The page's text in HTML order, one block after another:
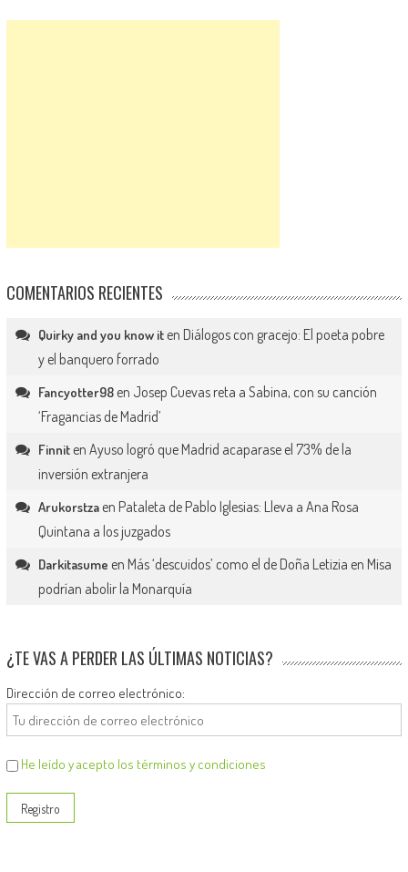
COMENTARIOS RECIENTES
Quirky and you know iten Diálogos con gracejo: El poeta pobre
y el banquero forrado
Fancyotter98en Josep Cuevas reta a Sabina, con su canción
‘Fragancias de Madrid’
Finniten Ayuso logró que Madrid acaparase el 73% de la
inversión extranjera
Arukorstzaen Pataleta de Pablo Iglesias: Lleva a Ana Rosa
Quintana a los juzgados
Darkitasume en Más ‘descuidos’ como el de Doña Letizia en Misa
podrían abolir la Monarquía
¿TE VAS A PERDER LAS ÚLTIMAS NOTICIAS?
Dirección de correo electrónico:
He leído y acepto los términos y condiciones